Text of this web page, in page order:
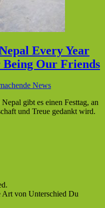
Every Year
Being Our Friends
News
gibt es einen Festtag, an
und Treue gedankt wird.
Art von Unterschied Du